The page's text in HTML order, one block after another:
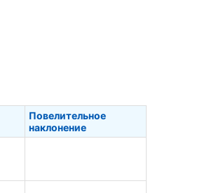
Повелительное
наклонение